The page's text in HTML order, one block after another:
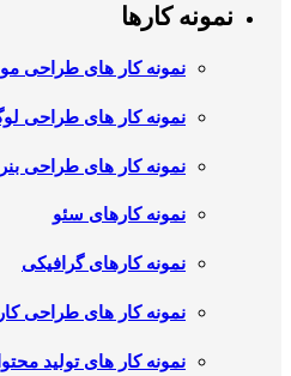
نمونه کارها
نمونه کار های طراحی
نمونه کار های طراحی
نمونه کار های طراحی بنر
نمونه کارهای سئو
نمونه کارهای گرافیکی
نمونه کار های طراحی
نمونه کار های تولید محتوا